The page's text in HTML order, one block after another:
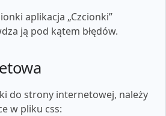
aplikacja „Czcionki”
ją pod kątem błędów.
do strony internetowej, należy
w pliku css: